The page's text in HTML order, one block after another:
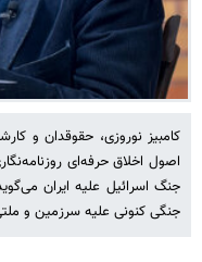
کامبیز نوروزی، حقوقدان و
اصول اخلاق حرفه‌ای
جنگ اسرائیل علیه ایران
جنگی کنونی علیه سرزمین و